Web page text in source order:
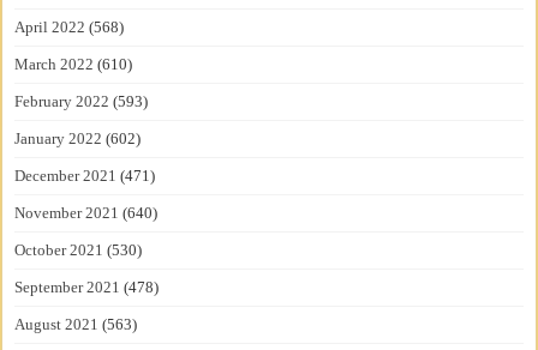
April 2022 (568)
March 2022 (610)
February 2022 (593)
January 2022 (602)
December 2021 (471)
November 2021 (640)
October 2021 (530)
September 2021 (478)
August 2021 (563)